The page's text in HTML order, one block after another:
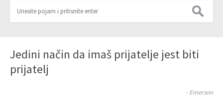
Jedini način da imaš prijatelje jest biti
prijatelj
- Emerson